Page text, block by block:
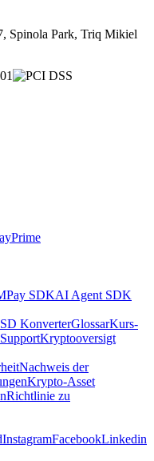
Spinola Park, Triq Mikiel
Prime
Pay SDKAI Agent SDK
KonverterGlossarKurs-
SupportKryptooversigt
Nachweis der
Krypto-Asset
Richtlinie zu
InstagramFacebookLinkedin